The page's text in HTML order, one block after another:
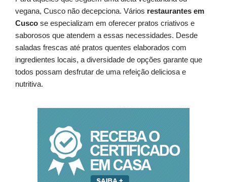
vegana, Cusco não decepciona. Vários restaurantes em
Cusco se especializam em oferecer pratos criativos e
saborosos que atendem a essas necessidades. Desde
saladas frescas até pratos quentes elaborados com
ingredientes locais, a diversidade de opções garante que
todos possam desfrutar de uma refeição deliciosa e
nutritiva.